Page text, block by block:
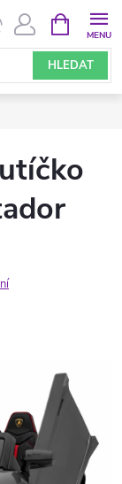
HLEDAT
NÁKUPNÍ
KOŠÍK